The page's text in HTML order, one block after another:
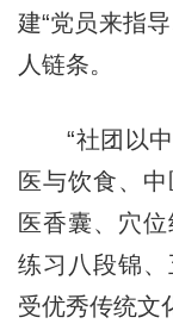
建“党员来指
人链条。
“社团以中
医与饮食、
医香囊、穴
练习八段锦
受优秀传统文